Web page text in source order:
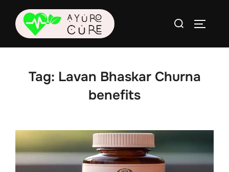
content
Search
Tag: Lavan Bhaskar Churna
benefits